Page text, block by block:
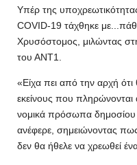
Υπέρ της
COVID-19 τάχθηκε
Χρυσόστομος, μιλώντας
του ΑΝΤ1.
«Είχα πει από την αρχή ότι
εκείνους που
νομικά πρόσωπα δημοσίου
ανέφερε, σημειώνοντας πως
δεν θα ήθελε να χρεωθεί